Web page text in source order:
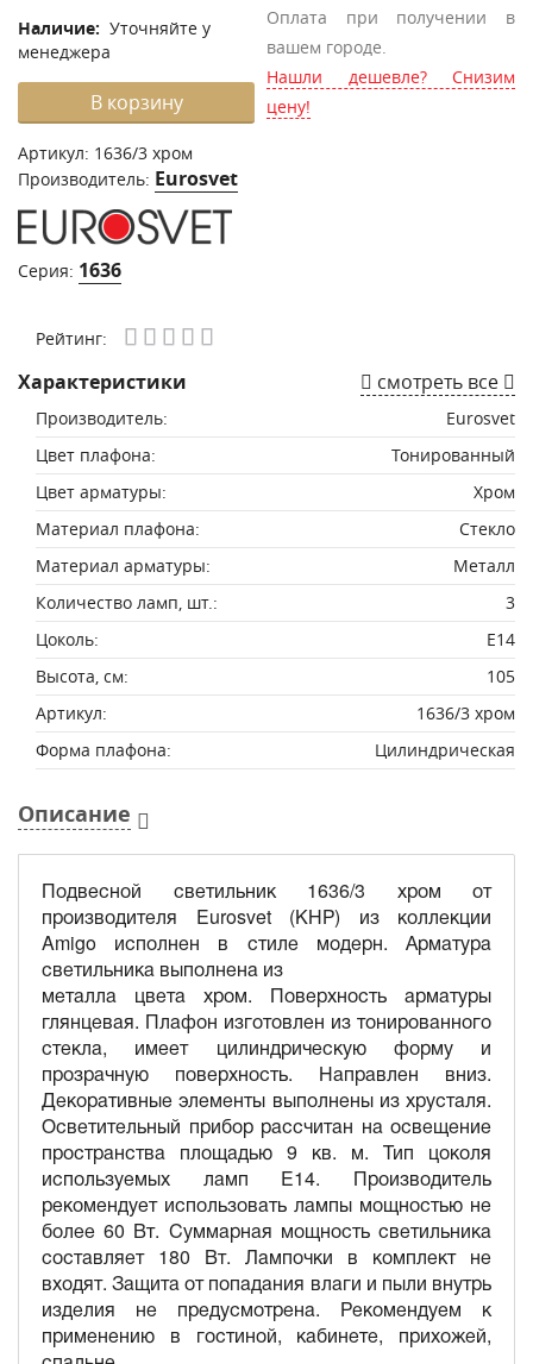
Наличие: Уточняйте у
менеджера
В корзину
Артикул: 1636/3 хром
Производитель: Eurosvet
Серия: 1636
Оплата при получении в
вашем городе.
Нашли дешевле? Снизим
цену!
Рейтинг:
Характеристики смотреть все
Производитель:
Eurosvet
Цвет плафона:
Тонированный
Цвет арматуры:
Хром
Материал плафона:
Стекло
Материал арматуры:
Металл
Количество ламп, шт.:
3
Цоколь:
E14
Высота, см:
105
Артикул:
1636/3 хром
Форма плафона:
Цилиндрическая
Описание
Подвесной светильник 1636/3 хром от
производителя Eurosvet (КНР) из коллекции
Amigo исполнен в стиле модерн. Арматура
светильника выполнена из
металла цвета хром. Поверхность арматуры
глянцевая. Плафон изготовлен из тонированного
стекла, имеет цилиндрическую форму и
прозрачную поверхность. Направлен вниз.
Декоративные элементы выполнены из хрусталя.
Осветительный прибор рассчитан на освещение
пространства площадью 9 кв. м. Тип цоколя
используемых ламп E14. Производитель
рекомендует использовать лампы мощностью не
более 60 Вт. Суммарная мощность светильника
составляет 180 Вт. Лампочки в комплект не
входят. Защита от попадания влаги и пыли внутрь
изделия не предусмотрена. Рекомендуем к
применению в гостиной, кабинете, прихожей,